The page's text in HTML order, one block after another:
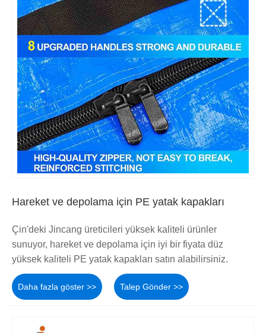
Hareket ve depolama için PE yatak kapakları
Çin'deki Jincang üreticileri yüksek kaliteli ürünler
sunuyor, hareket ve depolama için iyi bir fiyata düz
yüksek kaliteli PE yatak kapakları satın alabilirsiniz.
Daha fazla göster >> Talep Gönder >>